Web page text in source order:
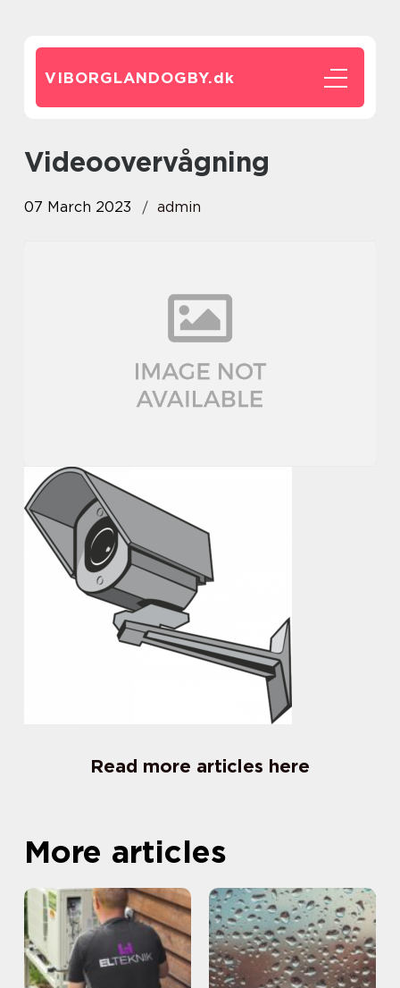
VIBORGLANDOGBY.dk
videoovervågning
07 March 2023 admin
Read more articles here
More articles